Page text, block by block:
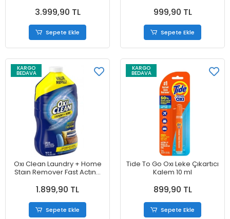
650 ml Sprey Hediyeli
3.999,90 TL
Sepete Ekle
999,90 TL
Sepete Ekle
KARGO
BEDAVA
Oxı Clean Laundry + Home
Staın Remover Fast Actıng
1.899,90 TL
Sepete Ekle
KARGO
BEDAVA
Tide To Go Oxı Leke Çıkartıcı
Kalem 10 ml
899,90 TL
Sepete Ekle